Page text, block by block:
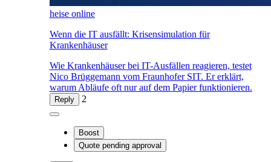
heise online
Wenn die IT ausfällt: Krisensimulation für
Krankenhäuser
Wie Krankenhäuser bei IT-Ausfällen reagieren, testet
Nico Brüggemann vom Fraunhofer SIT. Er erklärt,
warum Abläufe oft nur auf dem Papier funktionieren.
Reply 2
Boost
Quote pending approval